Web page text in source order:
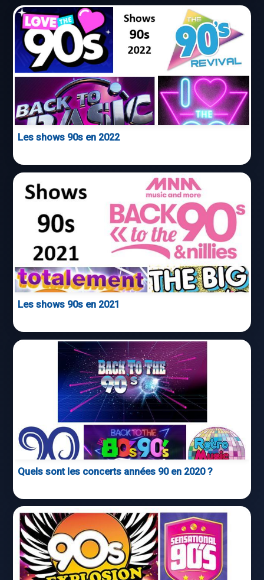
Les shows 90s en 2022
Les shows 90s en 2021
Quels sont les concerts années 90 en 2020 ?